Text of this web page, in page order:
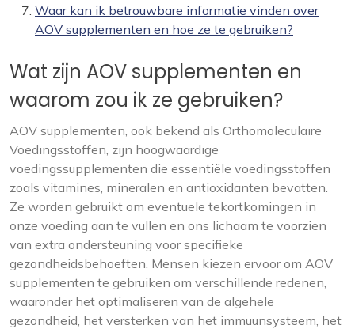
Waar kan ik betrouwbare informatie vinden over
AOV supplementen en hoe ze te gebruiken?
Wat zijn AOV supplementen en
waarom zou ik ze gebruiken?
AOV supplementen, ook bekend als Orthomoleculaire
Voedingsstoffen, zijn hoogwaardige
voedingssupplementen die essentiële voedingsstoffen
zoals vitamines, mineralen en antioxidanten bevatten.
Ze worden gebruikt om eventuele tekortkomingen in
onze voeding aan te vullen en ons lichaam te voorzien
van extra ondersteuning voor specifieke
gezondheidsbehoeften. Mensen kiezen ervoor om AOV
supplementen te gebruiken om verschillende redenen,
waaronder het optimaliseren van de algehele
gezondheid, het versterken van het immuunsysteem, het